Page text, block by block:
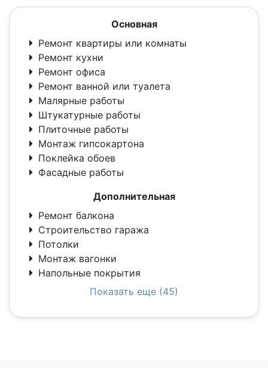
Основная
Ремонт квартиры или комнаты
Ремонт кухни
Ремонт офиса
Ремонт ванной или туалета
Малярные работы
Штукатурные работы
Плиточные работы
Монтаж гипсокартона
Поклейка обоев
Фасадные работы
Дополнительная
Ремонт балкона
Строительство гаража
Потолки
Монтаж вагонки
Напольные покрытия
Показать еще (45)